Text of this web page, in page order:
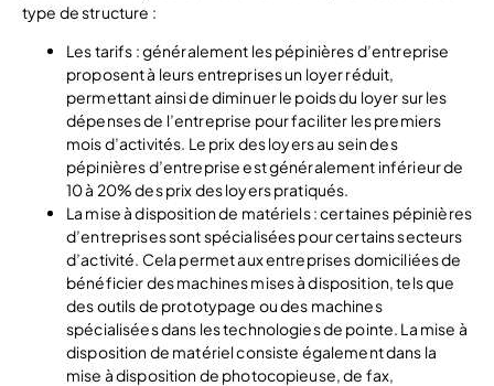
type de structure :
Les tarifs : généralement les pépinières d’entreprise
proposent à leurs entreprises un loyer réduit,
permettant ainsi de diminuer le poids du loyer sur les
dépenses de l’entreprise pour faciliter les premiers
mois d’activités. Le prix des loyers au sein des
pépinières d’entreprise est généralement inférieur de
10 à 20% des prix des loyers pratiqués.
La mise à disposition de matériels : certaines pépinières
d’entreprises sont spécialisées pour certains secteurs
d’activité. Cela permet aux entreprises domiciliées de
bénéficier des machines mises à disposition, tels que
des outils de prototypage ou des machines
spécialisées dans les technologies de pointe. La mise à
disposition de matériel consiste également dans la
mise à disposition de photocopieuse, de fax,